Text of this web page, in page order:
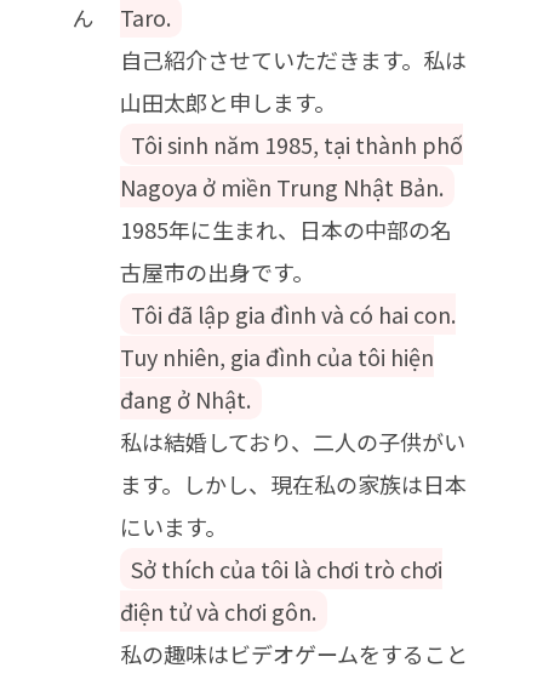
ん
Taro.
自己紹介させていただきます。私は
山田太郎と申します。
Tôi sinh năm 1985, tại thành phố
Nagoya ở miền Trung Nhật Bản.
1985年に生まれ、日本の中部の名
古屋市の出身です。
Tôi đã lập gia đình và có hai con.
Tuy nhiên, gia đình của tôi hiện
đang ở Nhật.
私は結婚しており、二人の子供がい
ます。しかし、現在私の家族は日本
にいます。
Sở thích của tôi là chơi trò chơi
điện tử và chơi gôn.
私の趣味はビデオゲームをすること